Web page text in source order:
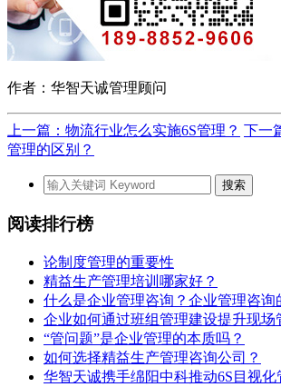
作者：华智天诚管理顾问
上一篇：物流行业怎么实施6S管理？ 下一
管理的区别？
阅读排行榜
论制度管理的重要性
精益生产管理培训哪家好？
什么是企业管理咨询？企业管理咨询
企业如何通过班组管理建设提升现场
“管问题”是企业管理的本质吗？
如何选择精益生产管理咨询公司？
华智天诚携手绵阳中科推动6S目视化